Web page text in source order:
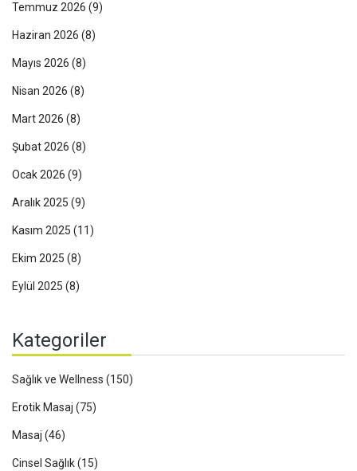
Temmuz 2026 (9)
Haziran 2026 (8)
Mayıs 2026 (8)
Nisan 2026 (8)
Mart 2026 (8)
Şubat 2026 (8)
Ocak 2026 (9)
Aralık 2025 (9)
Kasım 2025 (11)
Ekim 2025 (8)
Eylül 2025 (8)
Kategoriler
Sağlık ve Wellness (150)
Erotik Masaj (75)
Masaj (46)
Cinsel Sağlık(15)